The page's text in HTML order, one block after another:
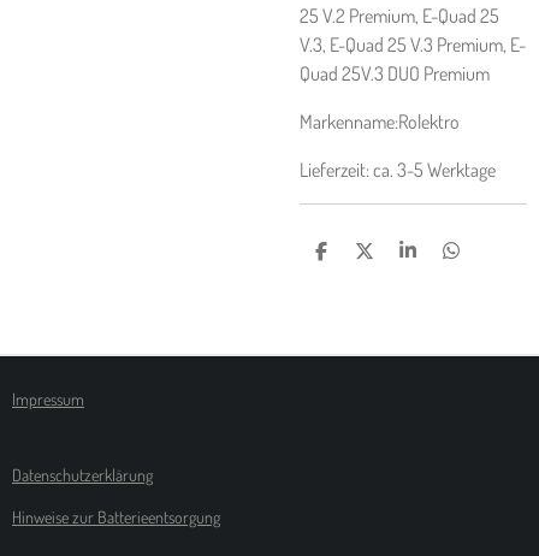
25 V.2 Premium, E-Quad 25
V.3, E-Quad 25 V.3 Premium, E-
Quad 25V.3 DUO Premium
Markenname:Rolektro
Lieferzeit: ca. 3-5 Werktage
T
N
T
N
T
N
T
N
Impressum
Datenschutzerklärung
Hinweise zur Batterieentsorgung